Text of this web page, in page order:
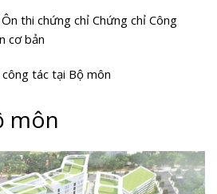
thi chứng chỉ Chứng chỉ Công
cơ bản
công tác tại Bộ môn
môn